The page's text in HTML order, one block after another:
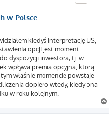
w Polsce
kiedyś interpretację US,
opcji jest moment
dyspozycji inwestora; tj. w
wpływa premia opcyjna, którą
właśnie momencie powstaje
dopiero wtedy, kiedy ona
w roku kolejnym.